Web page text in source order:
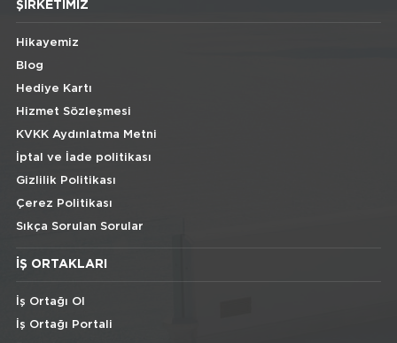
ŞIRKETIMIZ
Hikayemiz
Blog
Hediye Kartı
Hizmet Sözleşmesi
KVKK Aydınlatma Metni
İptal ve İade politikası
Gizlilik Politikası
Çerez Politikası
Sıkça Sorulan Sorular
İŞ ORTAKLARI
İş Ortağı Ol
İş Ortağı Portali